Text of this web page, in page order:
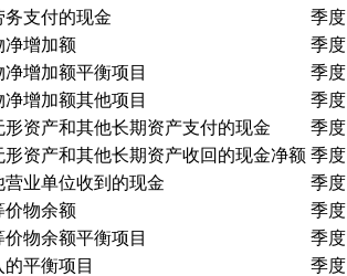
务支付的现金
季度
净增加额
季度
增加额平衡项目
季度
增加额其他项目
季度
资产和其他长期资产支付的现金
季度
资产和其他长期资产收回的现金净额 季度
业单位收到的现金
季度
价物余额
季度
物余额平衡项目
季度
平衡项目
季度